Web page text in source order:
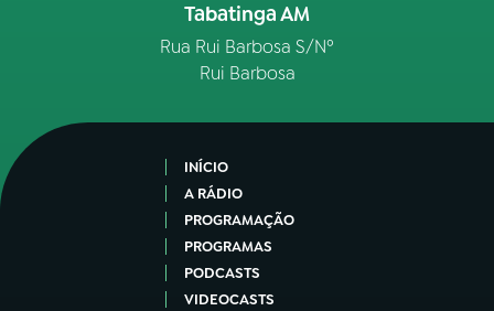
Tabatinga AM
Rua Rui Barbosa S/Nº
Rui Barbosa
INÍCIO
A RÁDIO
PROGRAMAÇÃO
PROGRAMAS
PODCASTS
VIDEOCASTS